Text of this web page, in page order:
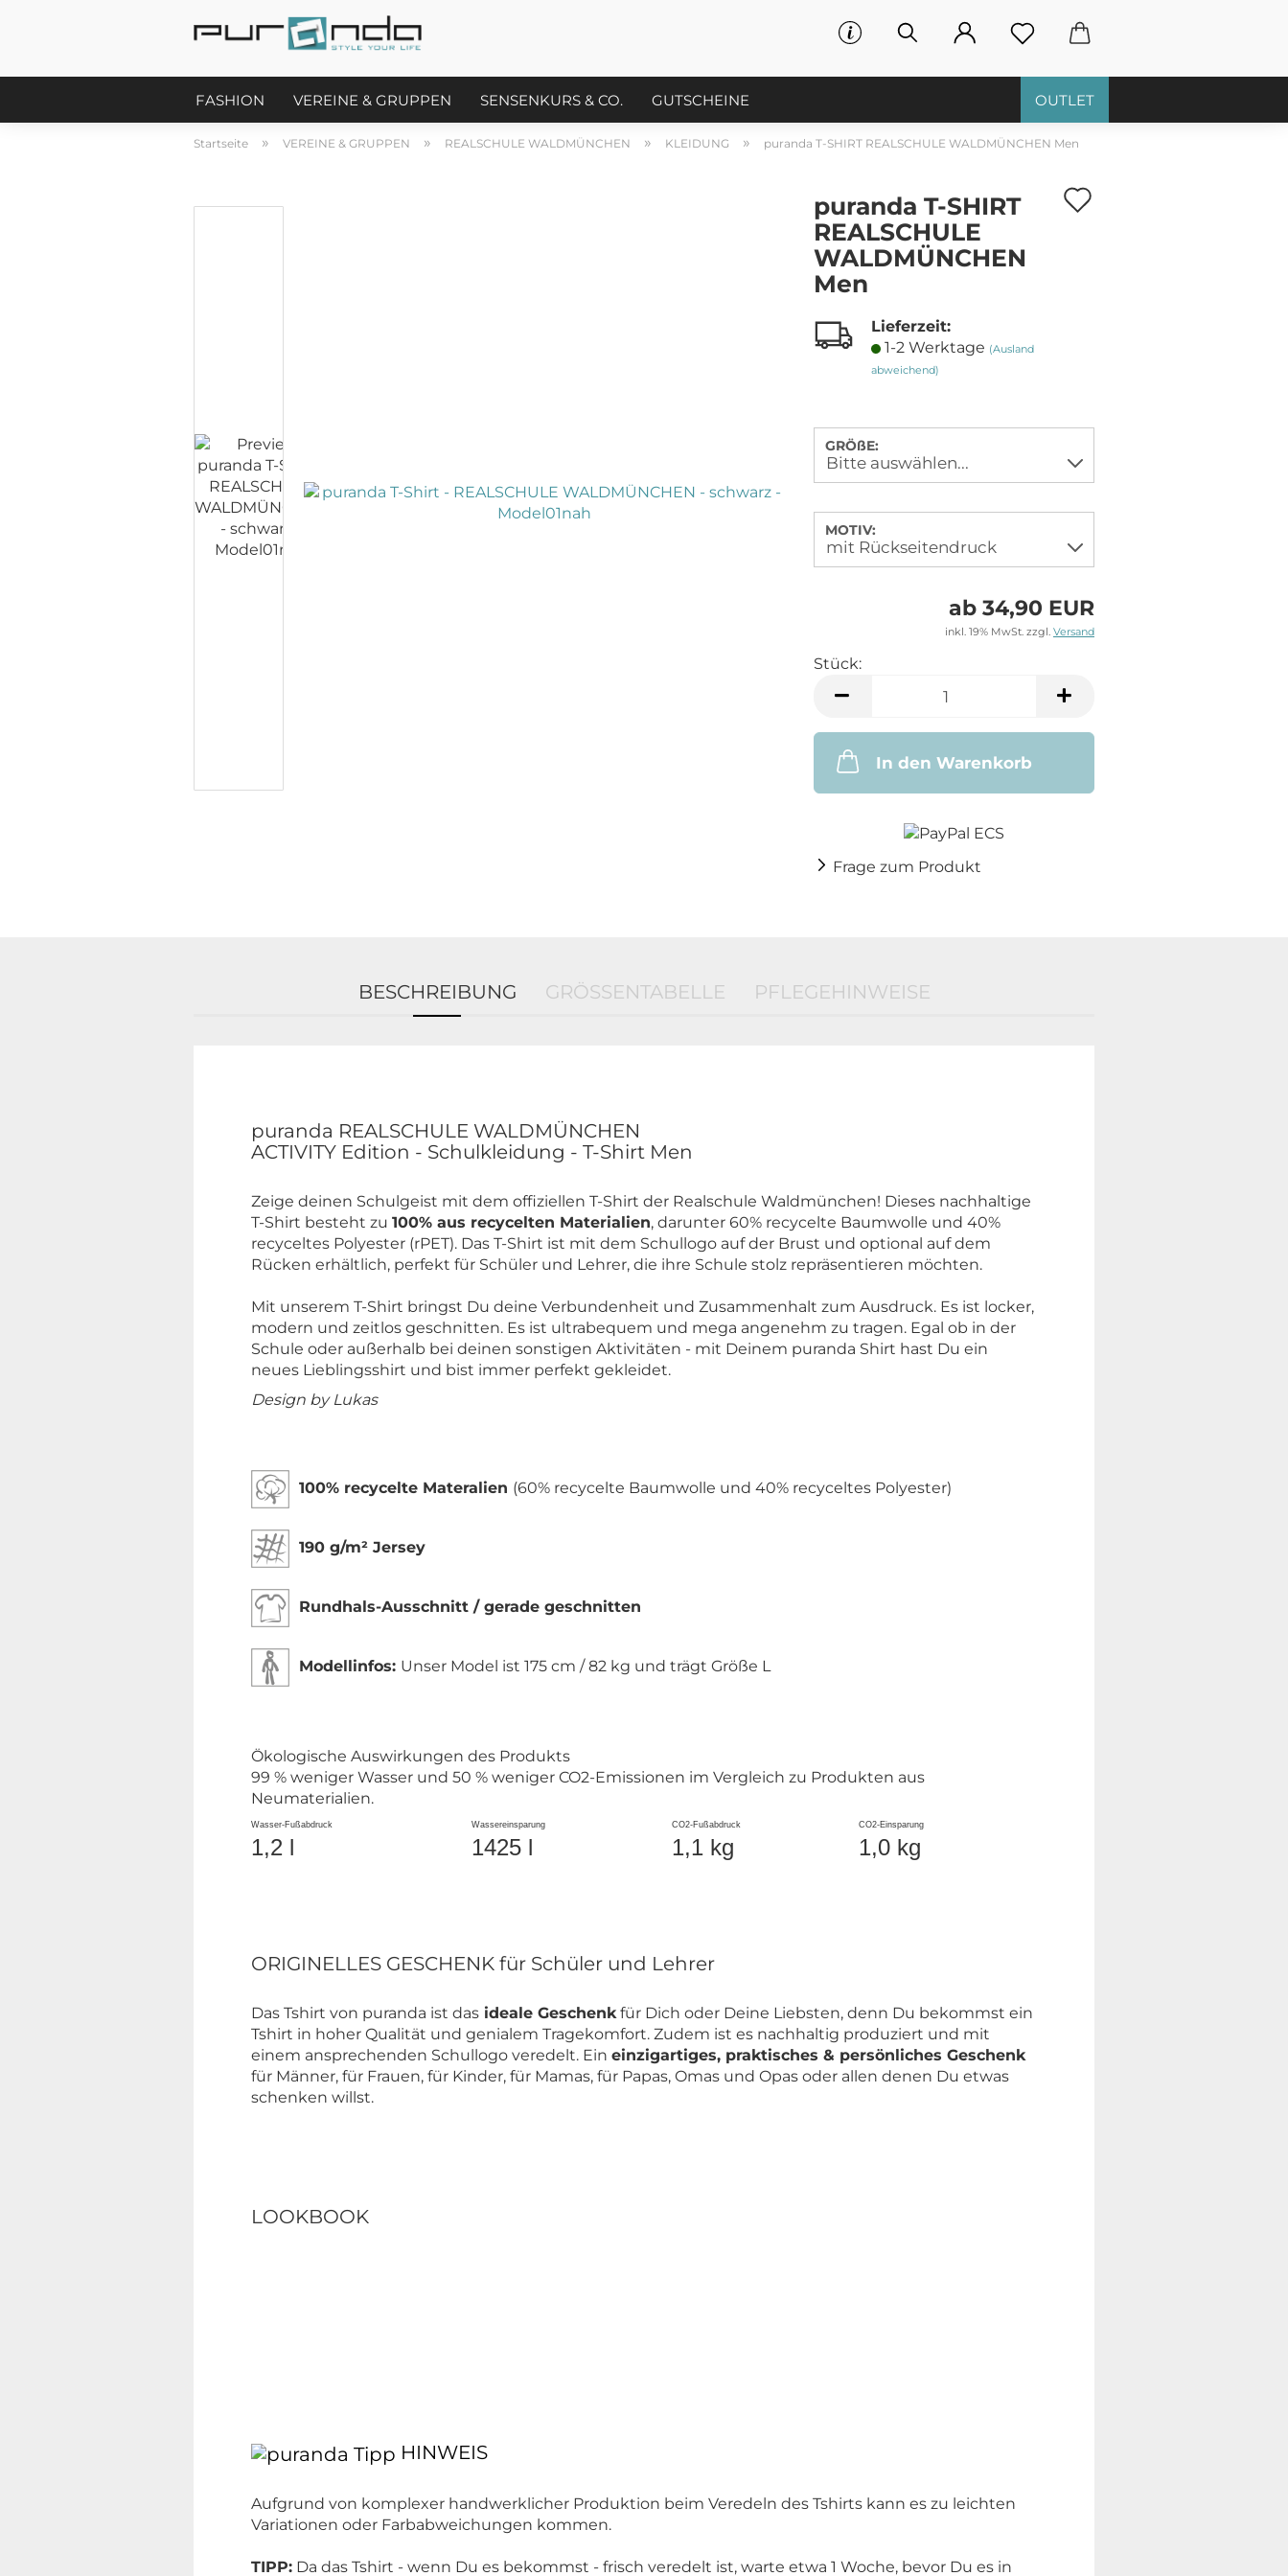
FASHION VEREINE & GRUPPEN SENSENKURS & CO. GUTSCHEINE OUTLET
Startseite » VEREINE & GRUPPEN » REALSCHULE WALDMÜNCHEN » KLEIDUNG » puranda T-SHIRT REALSCHULE WALDMÜNCHEN Men
puranda T-SHIRT
REALSCHULE
WALDMÜNCHEN
Men
Lieferzeit:
1-2 Werktage (Ausland
abweichend)
GRÖßE:
MOTIV:
ab 34,90 EUR
inkl. 19% MwSt. zzgl. Versand
Stück:
Stück
In den Warenkorb
Frage zum Produkt
BESCHREIBUNG GRÖSSENTABELLE PFLEGEHINWEISE
puranda REALSCHULE WALDMÜNCHEN
ACTIVITY Edition - Schulkleidung - T-Shirt Men
Zeige deinen Schulgeist mit dem offiziellen T-Shirt der Realschule Waldmünchen! Dieses nachhaltige
T-Shirt besteht zu 100% aus recycelten Materialien, darunter 60% recycelte Baumwolle und 40%
recyceltes Polyester (rPET). Das T-Shirt ist mit dem Schullogo auf der Brust und optional auf dem
Rücken erhältlich, perfekt für Schüler und Lehrer, die ihre Schule stolz repräsentieren möchten.
Mit unserem T-Shirt bringst Du deine Verbundenheit und Zusammenhalt zum Ausdruck. Es ist locker,
modern und zeitlos geschnitten. Es ist ultrabequem und mega angenehm zu tragen. Egal ob in der
Schule oder außerhalb bei deinen sonstigen Aktivitäten - mit Deinem puranda Shirt hast Du ein
neues Lieblingsshirt und bist immer perfekt gekleidet.
Design by Lukas
100% recycelte Materalien (60% recycelte Baumwolle und 40% recyceltes Polyester)
190 g/m² Jersey
Rundhals-Ausschnitt / gerade geschnitten
Modellinfos: Unser Model ist 175 cm / 82 kg und trägt Größe L
Ökologische Auswirkungen des Produkts
99 % weniger Wasser und 50 % weniger CO2-Emissionen im Vergleich zu Produkten aus
Neumaterialien.
Wasser-Fußabdruck Wassereinsparung CO2-Fußabdruck CO2-Einsparung
1,2 l 1425 l 1,1 kg 1,0 kg
ORIGINELLES GESCHENK für Schüler und Lehrer
Das Tshirt von puranda ist das ideale Geschenk für Dich oder Deine Liebsten, denn Du bekommst ein
Tshirt in hoher Qualität und genialem Tragekomfort. Zudem ist es nachhaltig produziert und mit
einem ansprechenden Schullogo veredelt. Ein einzigartiges, praktisches & persönliches Geschenk
für Männer, für Frauen, für Kinder, für Mamas, für Papas, Omas und Opas oder allen denen Du etwas
schenken willst.
LOOKBOOK
HINWEIS
Aufgrund von komplexer handwerklicher Produktion beim Veredeln des Tshirts kann es zu leichten
Variationen oder Farbabweichungen kommen.
TIPP: Da das Tshirt - wenn Du es bekommst - frisch veredelt ist, warte etwa 1 Woche, bevor Du es in